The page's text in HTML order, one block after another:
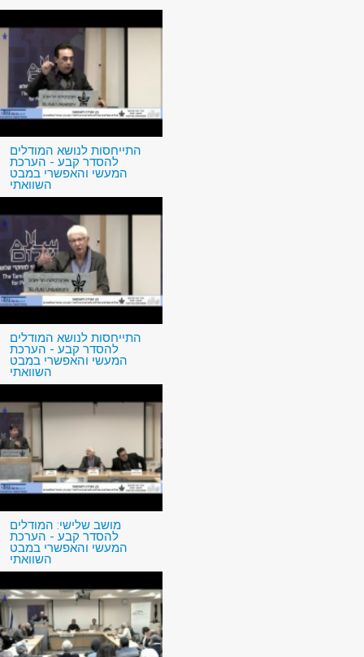
התייחסות לנושא המודלים
להסדר קבע - הערכת
המעשי והאפשרי במבט
השוואתי
התייחסות לנושא המודלים
להסדר קבע - הערכת
המעשי והאפשרי במבט
השוואתי
מושב שלישי: המודלים
להסדר קבע - הערכת
המעשי והאפשרי במבט
השוואתי